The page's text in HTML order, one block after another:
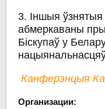
3. Іншыя
абмеркаваны пры
Біскупаў у
Канферэнцыя
Организации: